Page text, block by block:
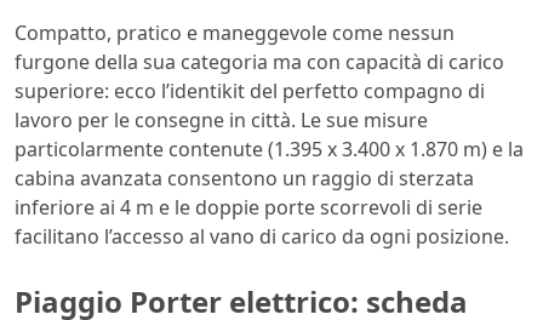
Compatto, pratico e maneggevole come nessun
furgone della sua categoria ma con capacità di carico
superiore: ecco l’identikit del perfetto compagno di
lavoro per le consegne in città. Le sue misure
particolarmente contenute (1.395 x 3.400 x 1.870 m) e la
cabina avanzata consentono un raggio di sterzata
inferiore ai 4 m e le doppie porte scorrevoli di serie
facilitano l’accesso al vano di carico da ogni posizione.
Piaggio Porter elettrico: scheda